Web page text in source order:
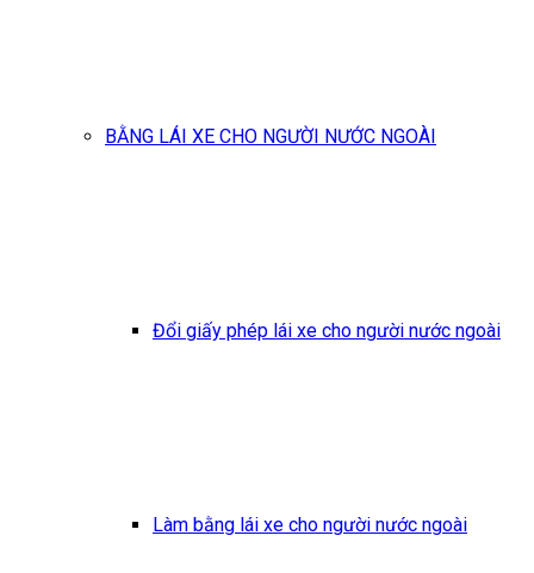
BẰNG LÁI XE CHO NGƯỜI NƯỚC NGOÀI
Đổi giấy phép lái xe cho người nước ngoài
Làm bằng lái xe cho người nước ngoài